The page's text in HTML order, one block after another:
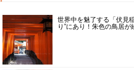
世界中を魅了する「伏見
り”にあり！朱色の鳥居